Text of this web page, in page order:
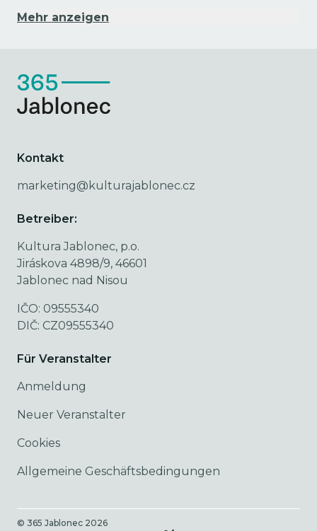
Mehr anzeigen
Kontakt
marketing@kulturajablonec.cz
Betreiber:
Kultura Jablonec, p.o.
Jiráskova 4898/9, 46601
Jablonec nad Nisou
IČO: 09555340
DIČ: CZ09555340
Für Veranstalter
Anmeldung
Neuer Veranstalter
Cookies
Allgemeine Geschäftsbedingungen
© 365 Jablonec 2026